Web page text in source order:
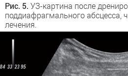
Рис. 5. УЗ-картина после
поддиафрагмального абсцесса,
лечения.